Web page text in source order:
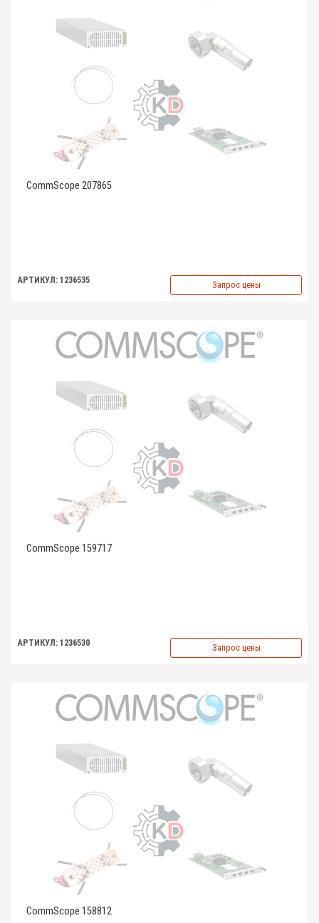
CommScope 207865
АРТИКУЛ: 1236535 Запрос цены
CommScope 159717
АРТИКУЛ: 1236530 Запрос цены
CommScope 158812